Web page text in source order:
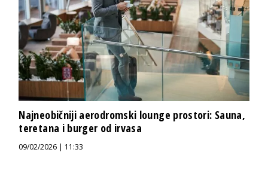
Najneobičniji aerodromski lounge prostori: Sauna,
teretana i burger od irvasa
09/02/2026 | 11:33